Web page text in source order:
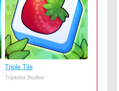
Triple Tile
Tripledot Studios